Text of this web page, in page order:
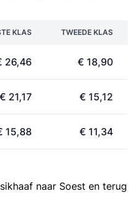
KLAS TWEEDE KLAS
26,46 € 18,90
€ 21,17 € 15,12
15,88 € 11,34
naar Soest en terug